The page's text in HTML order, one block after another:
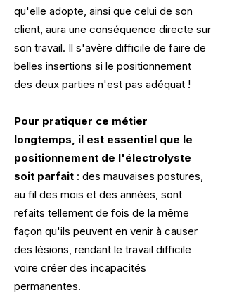
qu'elle adopte, ainsi que celui de son
client, aura une conséquence directe sur
son travail. Il s'avère difficile de faire de
belles insertions si le positionnement
des deux parties n'est pas adéquat !
Pour pratiquer ce métier
longtemps, il est essentiel que le
positionnement de l'électrolyste
soit parfait : des mauvaises postures,
au fil des mois et des années, sont
refaits tellement de fois de la même
façon qu'ils peuvent en venir à causer
des lésions, rendant le travail difficile
voire créer des incapacités
permanentes.